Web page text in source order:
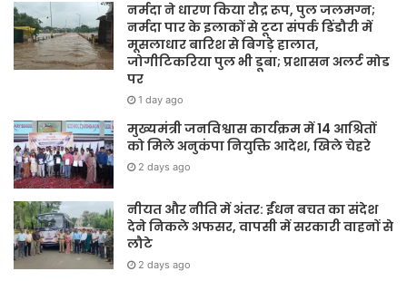
नर्मदा ने धारण किया रौद्र रूप, पुल जलमग्न;
नर्मदा पार के इलाकों से टूटा संपर्क डिंडौरी में
मूसलाधार बारिश से बिगड़े हालात,
जोगीटिकरिया पुल भी डूबा; प्रशासन अलर्ट मोड
पर
1 day ago
मुख्यमंत्री जनविश्वास कार्यक्रम में 14 आश्रितों
को मिले अनुकंपा नियुक्ति आदेश, खिले चेहरे
2 days ago
नीयत और नीति में अंतर: ईंधन बचत का संदेश
देने निकले अफसर, वापसी में सरकारी वाहनों से
लौटे
2 days ago